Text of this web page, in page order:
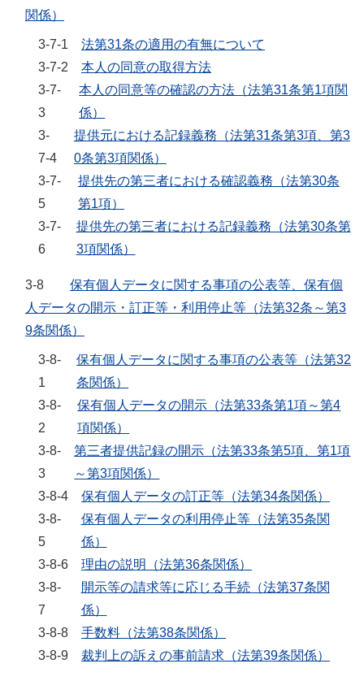
関係）
3-7-1
法第31条の適用の有無について
3-7-2
本人の同意の取得方法
3-7-
3
本人の同意等の確認の方法（法第31条第1項関
係）
3-
7-4
提供元における記録義務（法第31条第3項、第3
0条第3項関係）
3-7-
5
提供先の第三者における確認義務（法第30条
第1項）
3-7-
6
提供先の第三者における記録義務（法第30条第
3項関係）
3-8
保有個人データに関する事項の公表等、保有個
人データの開示・訂正等・利用停止等（法第32条～第3
9条関係）
3-8-
1
保有個人データに関する事項の公表等（法第32
条関係）
3-8-
2
保有個人データの開示（法第33条第1項～第4
項関係）
3-8-
3
第三者提供記録の開示（法第33条第5項、第1項
～第3項関係）
3-8-4
保有個人データの訂正等（法第34条関係）
3-8-
5
保有個人データの利用停止等（法第35条関
係）
3-8-6
理由の説明（法第36条関係）
3-8-
7
開示等の請求等に応じる手続（法第37条関
係）
3-8-8
手数料（法第38条関係）
3-8-9
裁判上の訴えの事前請求（法第39条関係）